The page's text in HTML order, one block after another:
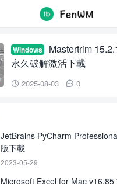
Windows
Mastertrim
永久破解激活下載
 2025-08-03  0
JetBrains PyCharm
版下載
2023-05-29
Microsoft Excel for Mac